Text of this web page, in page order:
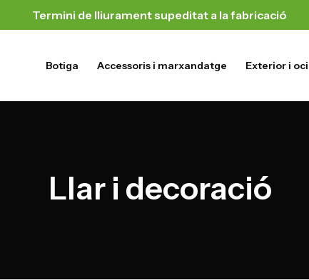
Termini de lliurament supeditat a la fabricació
Botiga Accessoris i marxandatge Exterior i oci
Llar i decoració